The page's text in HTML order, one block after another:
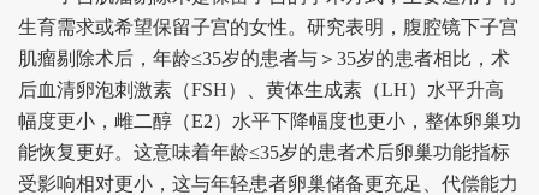
生育需求或希望保留子宫的女性。研究表明，腹腔镜下子宫
肌瘤剔除术后，年龄≤35岁的患者与＞35岁的患者相比，术
后血清卵泡刺激素（FSH）、黄体生成素（LH）水平升高
幅度更小，雌二醇（E2）水平下降幅度也更小，整体卵巢功
能恢复更好。这意味着年龄≤35岁的患者术后卵巢功能指标
受影响相对更小，这与年轻患者卵巢储备更充足、代偿能力